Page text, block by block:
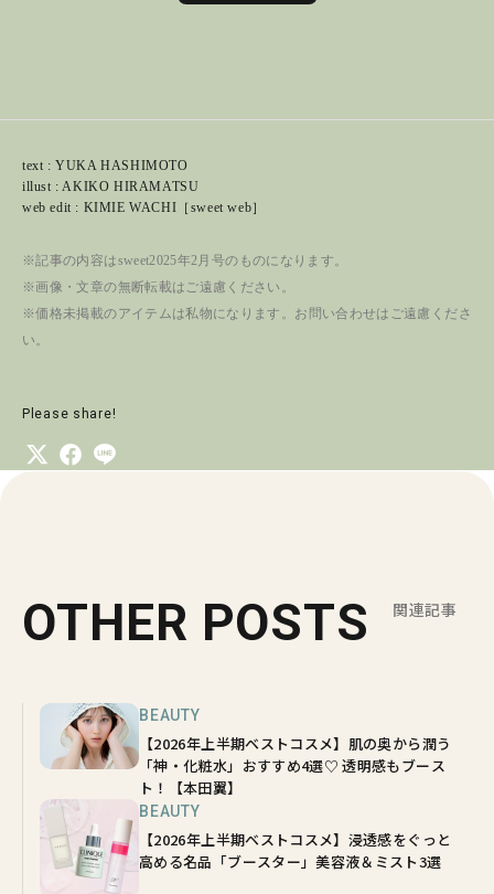
text : YUKA HASHIMOTO
illust : AKIKO HIRAMATSU
web edit : KIMIE WACHI［sweet web］
※記事の内容はsweet2025年2月号のものになります。
※画像・文章の無断転載はご遠慮ください。
※価格未掲載のアイテムは私物になります。お問い合わせはご遠慮くださ
い。
Please share!
OTHER POSTS 関連記事
BEAUTY
【2026年上半期ベストコスメ】肌の奥から潤う
「神・化粧水」おすすめ4選♡ 透明感もブース
ト！【本田翼】
BEAUTY
【2026年上半期ベストコスメ】浸透感をぐっと
高める名品「ブースター」美容液＆ミスト3選